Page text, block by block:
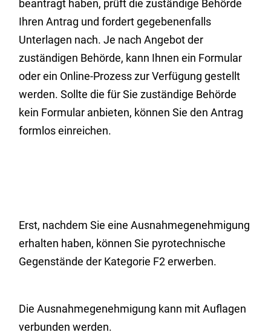
beantragt haben, prüft die zuständige Behörde
Ihren Antrag und fordert gegebenenfalls
Unterlagen nach. Je nach Angebot der
zuständigen Behörde, kann Ihnen ein Formular
oder ein Online-Prozess zur Verfügung gestellt
werden. Sollte die für Sie zuständige Behörde
kein Formular anbieten, können Sie den Antrag
formlos einreichen.
Erst, nachdem Sie eine Ausnahmegenehmigung
erhalten haben, können Sie pyrotechnische
Gegenstände der Kategorie F2 erwerben.
Die Ausnahmegenehmigung kann mit Auflagen
verbunden werden.